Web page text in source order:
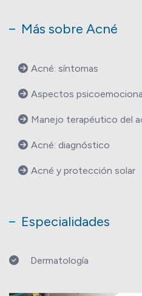
Más sobre Acné
Acné: síntomas
Aspectos
Manejo terapéutico del
Acné: diagnóstico
Acné y protección solar
Especialidades
Dermatología